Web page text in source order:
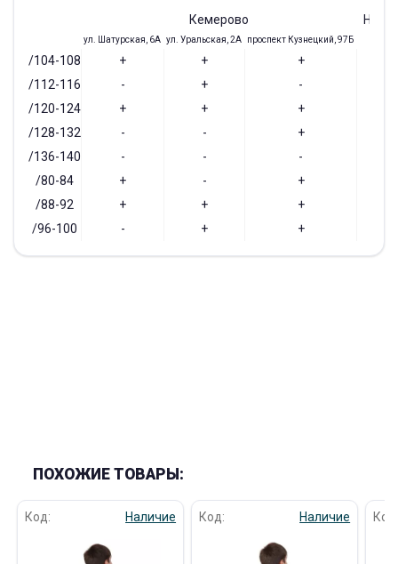
Кемерово
ул. Шатурская, 6А ул. Уральская, 2А проспект Кузнецкий, 97Б
/104-108 + +
+
/112-116
- +
-
/120-124
+ +
+
/128-132
- -
+
/136-140
- -
-
/80-84
+ -
+
/88-92
+ +
+
/96-100
- + +
ПОХОЖИЕ ТОВАРЫ:
Код: Наличие Код: Наличие